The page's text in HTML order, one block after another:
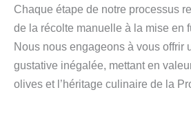
Chaque étape de notre processus
de la récolte manuelle à la mise en
Nous nous engageons à vous offrir
gustative inégalée, mettant en
olives et l’héritage culinaire de la